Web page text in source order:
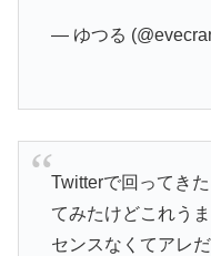
— ゆつる
Twitterで回ってき
てみたけどこれう
センスなくてアレ